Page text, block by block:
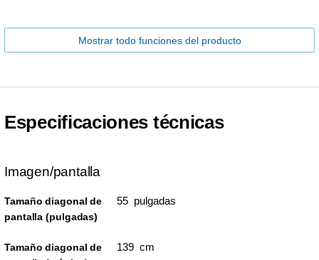
Mostrar todo funciones del producto
Especificaciones técnicas
Imagen/pantalla
Tamaño diagonal de
pantalla (pulgadas)
55 pulgadas
Tamaño diagonal de
139 cm